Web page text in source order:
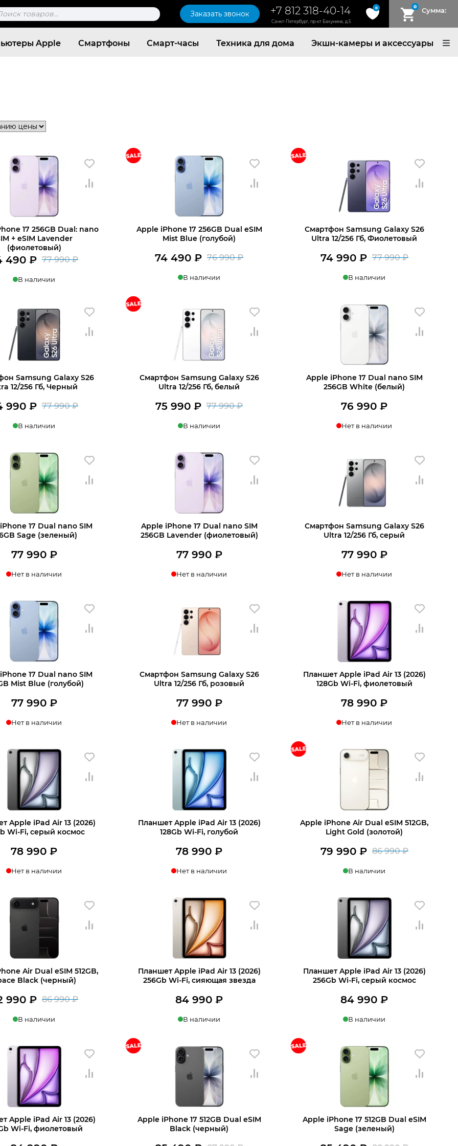
Заказать звонок +7 812 318-40-14
Санкт-Петербург, пр-кт Бакунина, д.5
0 0 Сумма:
Apple Смартфоны Смарт-часы Техника для дома Экшн-камеры и аксессуары
17 256GB Dual: nano
+ eSIM Lavender
(фиолетовый)
77 990₽
составляла
77
990 ₽.
490₽
490 ₽.
В наличии
Apple iPhone 17 256GB Dual eSIM
Mist Blue (голубой)
76 990₽
Первоначальная
76
990 ₽.
74 490₽
490 ₽.
В наличии
В корзину
Смартфон Samsung Galaxy S26
Ultra 12/256 Гб, Фиолетовый
77 990₽
77
990 ₽.
74 990 ₽
990 ₽.
В наличии
В корзину
Samsung Galaxy S26
12/256 Гб, Черный
77 990₽
Первоначальная
77
990 ₽.
990 ₽
990 ₽.
В наличии
Смартфон Samsung Galaxy S26
Ultra 12/256 Гб, белый
77 990₽
77
990 ₽.
75 990₽
990 ₽.
В наличии
В корзину
Apple iPhone 17 Dual nano SIM
256GB White (белый)
76 990₽
Нет в наличии
17 Dual nano SIM
Sage (зеленый)
77 990 ₽
Нет в наличии
Apple iPhone 17 Dual nano SIM
256GB Lavender (фиолетовый)
77 990 ₽
Нет в наличии
Смартфон Samsung Galaxy S26
Ultra 12/256 Гб, серый
77 990 ₽
Нет в наличии
17 Dual nano SIM
Mist Blue (голубой)
77 990 ₽
Нет в наличии
Смартфон Samsung Galaxy S26
Ultra 12/256 Гб, розовый
77 990 ₽
Нет в наличии
Планшет Apple iPad Air 13 (2026)
128Gb Wi-Fi, фиолетовый
78 990₽
Нет в наличии
Apple iPad Air 13 (2026)
Wi-Fi, серый космос
78 990₽
Нет в наличии
Планшет Apple iPad Air 13 (2026)
128Gb Wi-Fi, голубой
78 990₽
Нет в наличии
Apple iPhone Air Dual eSIM 512GB,
Light Gold (золотой)
86 990₽
86
990 ₽.
79 990 ₽
990 ₽.
В наличии
В корзину
Air Dual eSIM 512GB,
Black (черный)
86 990₽
составляла
86
990 ₽.
990 ₽
990 ₽.
В наличии
Планшет Apple iPad Air 13 (2026)
256Gb Wi-Fi, сияющая звезда
84 990₽
В наличии
В корзину
Планшет Apple iPad Air 13 (2026)
256Gb Wi-Fi, серый космос
84 990₽
В наличии
В корзину
Apple iPad Air 13 (2026)
Wi-Fi, фиолетовый
Apple iPhone 17 512GB Dual eSIM
Black (черный)
Apple iPhone 17 512GB Dual eSIM
Sage (зеленый)
Согласен c политикой конфиденциальности
+7 812 318-40-14
(c 10:00 до 21:00, без выходных)